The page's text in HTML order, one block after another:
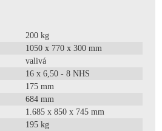
200 kg
1050 x 770 x 300 mm
valivá
16 x 6,50 - 8 NHS
175 mm
684 mm
1.685 x 850 x 745 mm
195 kg